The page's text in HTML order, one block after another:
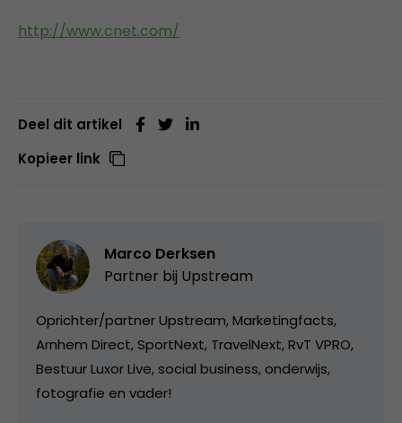
http://www.cnet.com/
Deel dit artikel
Kopieer link
Marco Derksen
Partner bij Upstream
Oprichter/partner Upstream, Marketingfacts,
Arnhem Direct, SportNext, TravelNext, RvT VPRO,
Bestuur Luxor Live, social business, onderwijs,
fotografie en vader!